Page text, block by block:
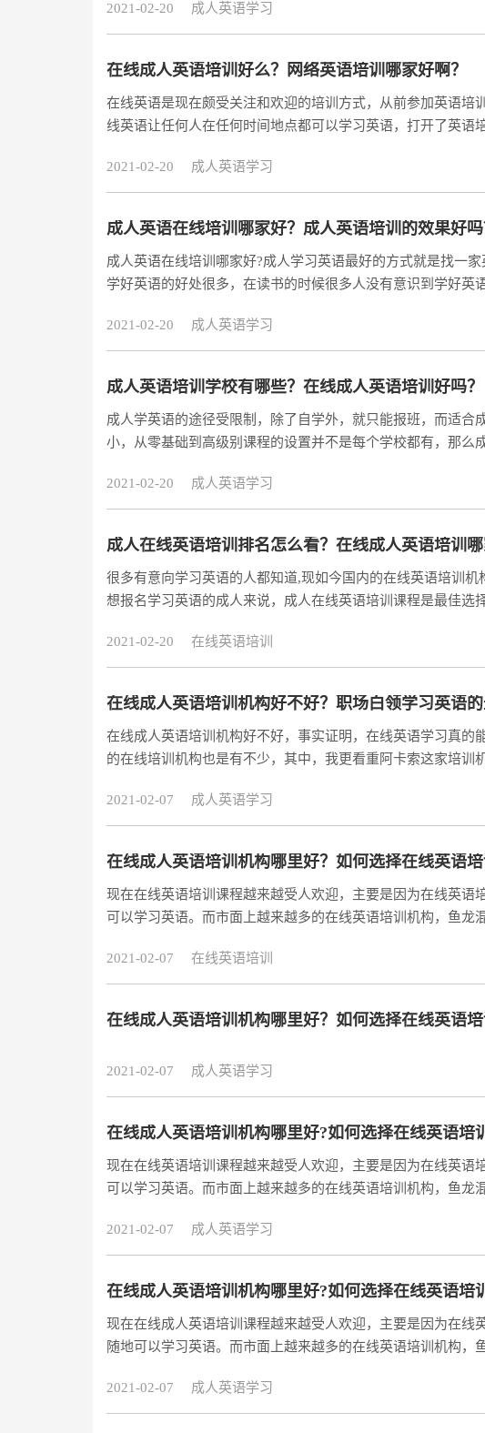
与外教老师真人互动学英语，对于平时工作比较忙碌的成人而
间以及空间上对成人的限制。那么，在线成人英语培训
2021-02-20 成人英语学习
在线成人英语培训好么？网络英语培训哪家好啊？
在线英语是现在颇受关注和欢迎的培训方式，从前参加英语培
线英语让任何人在任何时间地点都可以学习英语，打开了英语
2021-02-20
成人英语学习
成人英语在线培训哪家好？成人英语培训的效果好吗
成人英语在线培训哪家好?成人学习英语最好的方式就是找一
学好英语的好处很多，在读书的时候很多人没有意识到学好英
2021-02-20
成人英语学习
成人英语培训学校有哪些？在线成人英语培训好吗？
成人学英语的途径受限制，除了自学外，就只能报班，而适合
小，从零基础到高级别课程的设置并不是每个学校都有，那么
2021-02-20
成人英语学习
成人在线英语培训排名怎么看？在线成人英语培训哪
很多有意向学习英语的人都知道,现如今国内的在线英语培训
想报名学习英语的成人来说，成人在线英语培训课程是最佳选
么利用成人在线英语培训排名的了,只要选对方法还是可以能
的,注重质量的机构的。北上广深的英语培训机构挺火的
2021-02-20 在线英语培训
在线成人英语培训机构好不好？职场白领学习英语的
在线成人英语培训机构好不好，事实证明，在线英语学习真的
的在线培训机构也是有不少，其中，我更看重阿卡索这家培训
加大优秀外教的招聘力度，提高英美外教比例；研究及开发根
加内容互动与课堂学习的趣味性；提升用户体验和服务满意度
2021-02-07 成人英语学习
在线成人英语培训机构哪里好？如何选择在线英语培
现在在线英语培训课程越来越受人欢迎，主要是因为在线英语
可以学习英语。而市面上越来越多的在线英语培训机构，鱼龙
2021-02-07
在线英语培训
在线成人英语培训机构哪里好？如何选择在线英语培
2021-02-07 成人英语学习
在线成人英语培训机构哪里好?如何选择在线英语培
现在在线英语培训课程越来越受人欢迎，主要是因为在线英语
可以学习英语。而市面上越来越多的在线英语培训机构，鱼龙
己学习英语目的。不知道自己为什么学习英语，选择再好在线
没有学习目标，就没有动力。所以，在选择英语培训班时，要
2021-02-07 成人英语学习
在线成人英语培训机构哪里好?如何选择在线英语培
现在在线成人英语培训课程越来越受人欢迎，主要是因为在线
随地可以学习英语。而市面上越来越多的在线英语培训机构，
听了才能知道是不是自己真的需要的，说不定对你来说是一个
https://www.acadsoc.com.cn/lps/fq.htm(买课分期
2021-02-07 成人英语学习